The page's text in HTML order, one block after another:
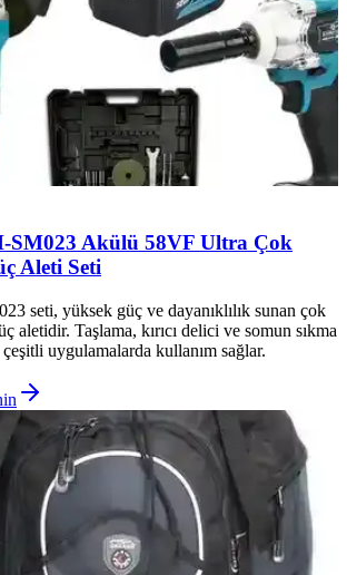
SM023 Akülü 58VF Ultra Çok
Aleti Seti
seti, yüksek güç ve dayanıklılık sunan çok
aletidir. Taşlama, kırıcı delici ve somun sıkma
uygulamalarda kullanım sağlar.